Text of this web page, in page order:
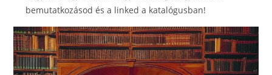
bemutatkozásod és a linked a katalógusban!